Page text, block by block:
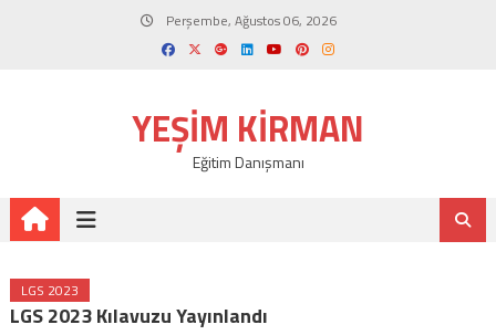
Perşembe, Ağustos 06, 2026
YEŞIM KIRMAN
Eğitim Danışmanı
LGS 2023
LGS 2023 Kılavuzu Yayınlandı